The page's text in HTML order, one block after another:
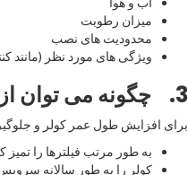
میزان رطوبت
محدودیت های نصب
ویژگی های مورد نظر (مانند
3. چگونه می توان
برای افزایش طول عمر کولر و
به طور مرتب فیلترها را تمیز
کولر را به طور سالانه